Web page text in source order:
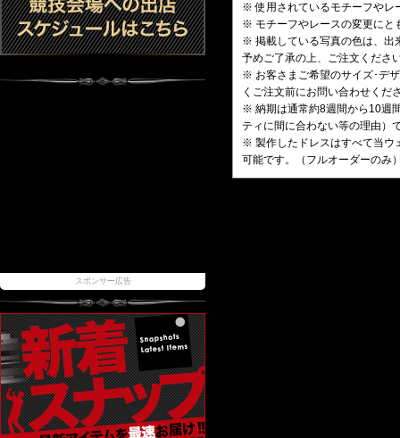
スポンサー広告
※ 使用されているモチーフやレ
※ モチーフやレースの変更にと
※ 掲載している写真の色は、出
予めご了承の上、ご注文くださ
※ お客さまご希望のサイズ･デ
くご注文前にお問い合わせくだ
※ 納期は通常約8週間から10週
ティに間に合わない等の理由）
※ 製作したドレスはすべて当ウ
可能です。（フルオーダーのみ